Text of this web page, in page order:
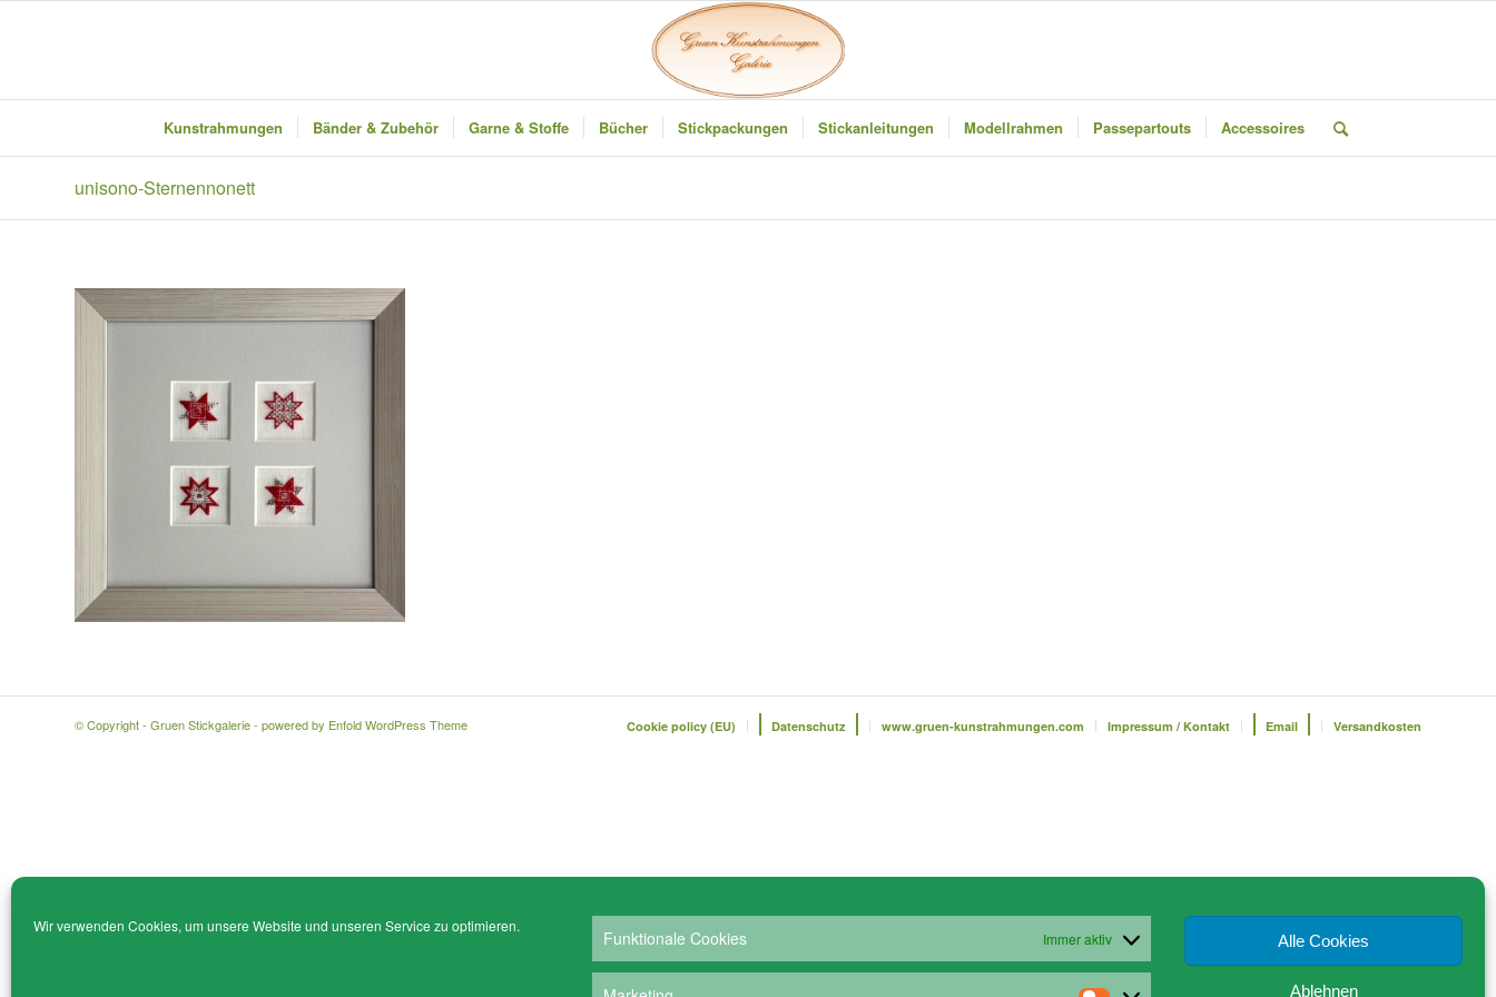
Wir verwenden Cookies, um unsere Website und unseren Service zu optimieren.
Funktionale Cookies Immer aktiv Alle Cookies
Ablehnen
Kunstrahmungen Bänder & Zubehör Garne & Stoffe Bücher Stickpackungen Stickanleitungen Modellrahmen Passepartouts Accessoires
unisono-Sternennonett
© Copyright - Gruen Stickgalerie - powered by Enfold WordPress Theme Cookie policy (EU) Datenschutz www.gruen-kunstrahmungen.com Impressum / Kontakt Email Versandkosten